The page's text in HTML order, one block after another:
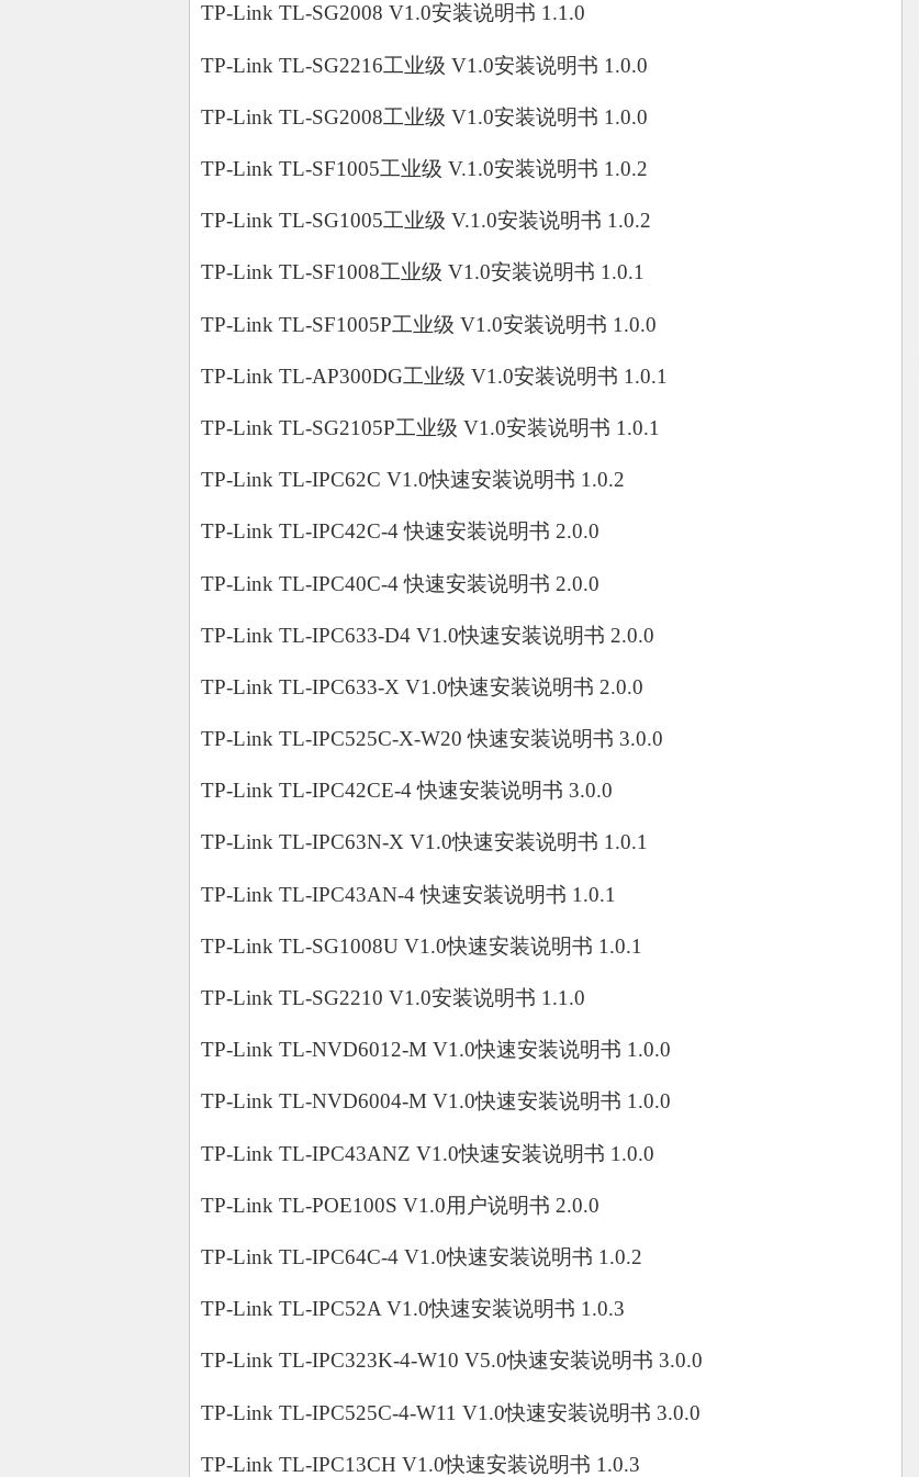
TP-Link TL-SG2008 V1.0安装说明书 1.1.0
TP-Link TL-SG2216工业级 V1.0安装说明书 1.0.0
TP-Link TL-SG2008工业级 V1.0安装说明书 1.0.0
TP-Link TL-SF1005工业级 V.1.0安装说明书 1.0.2
TP-Link TL-SG1005工业级 V.1.0安装说明书 1.0.2
TP-Link TL-SF1008工业级 V1.0安装说明书 1.0.1
TP-Link TL-SF1005P工业级 V1.0安装说明书 1.0.0
TP-Link TL-AP300DG工业级 V1.0安装说明书 1.0.1
TP-Link TL-SG2105P工业级 V1.0安装说明书 1.0.1
TP-Link TL-IPC62C V1.0快速安装说明书 1.0.2
TP-Link TL-IPC42C-4 快速安装说明书 2.0.0
TP-Link TL-IPC40C-4 快速安装说明书 2.0.0
TP-Link TL-IPC633-D4 V1.0快速安装说明书 2.0.0
TP-Link TL-IPC633-X V1.0快速安装说明书 2.0.0
TP-Link TL-IPC525C-X-W20 快速安装说明书 3.0.0
TP-Link TL-IPC42CE-4 快速安装说明书 3.0.0
TP-Link TL-IPC63N-X V1.0快速安装说明书 1.0.1
TP-Link TL-IPC43AN-4 快速安装说明书 1.0.1
TP-Link TL-SG1008U V1.0快速安装说明书 1.0.1
TP-Link TL-SG2210 V1.0安装说明书 1.1.0
TP-Link TL-NVD6012-M V1.0快速安装说明书 1.0.0
TP-Link TL-NVD6004-M V1.0快速安装说明书 1.0.0
TP-Link TL-IPC43ANZ V1.0快速安装说明书 1.0.0
TP-Link TL-POE100S V1.0用户说明书 2.0.0
TP-Link TL-IPC64C-4 V1.0快速安装说明书 1.0.2
TP-Link TL-IPC52A V1.0快速安装说明书 1.0.3
TP-Link TL-IPC323K-4-W10 V5.0快速安装说明书 3.0.0
TP-Link TL-IPC525C-4-W11 V1.0快速安装说明书 3.0.0
TP-Link TL-IPC13CH V1.0快速安装说明书 1.0.3